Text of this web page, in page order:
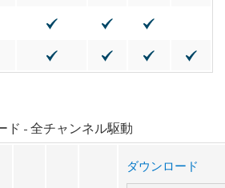
ド - 全チャンネル駆動
ダウンロード